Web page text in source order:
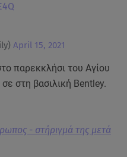
April 15, 2021
παρεκκλήσι του Αγίου
στη βασιλική Bentley.
- στήριγμά της μετά